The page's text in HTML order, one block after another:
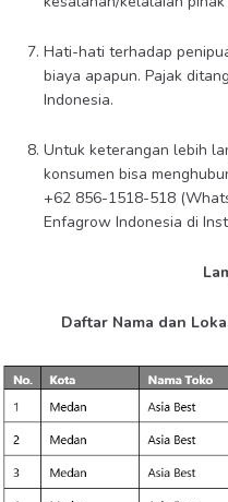
Hati-hati terhadap
biaya apapun. Pajak
Indonesia.
Untuk keterangan lebih
konsumen bisa
+62 856-1518-518
Enfagrow Indonesia di
Daftar Nama dan